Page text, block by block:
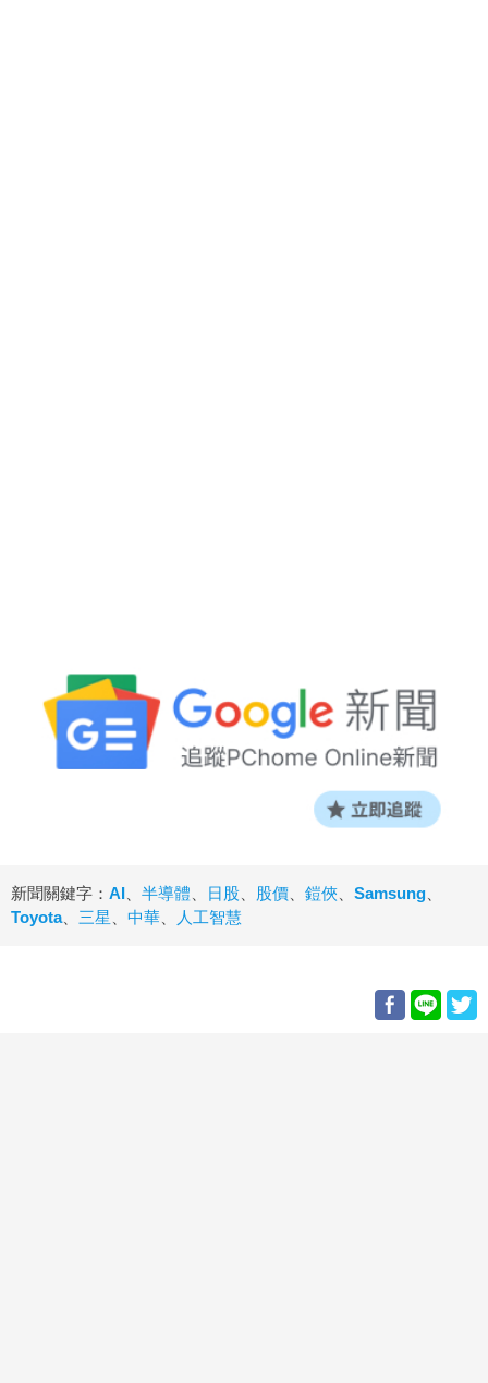
新聞關鍵字： AI 半導體 日股 股價 鎧俠 Samsung
Toyota、 三星 中華 人工智慧